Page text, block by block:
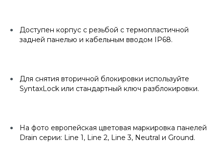
Доступен корпус с резьбой с термопластичной
задней панелью и кабельным вводом IP68.
Для снятия вторичной блокировки используйте
SyntaxLock или стандартный ключ разблокировки.
На фото европейская цветовая маркировка панелей
Drain серии: Line 1, Line 2, Line 3, Neutral и Ground.